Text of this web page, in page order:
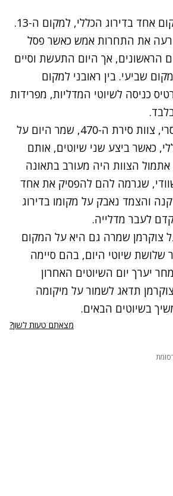
תום ראובני טיפס מקום אחד בדירוג הכללי, למקום ה-13.
רעה את התחרות אמש כאשר פסל
הראשונים, אך היום התעשת וסיים
שביעי. בין ראובני למקום
כניסה לשיוטי המדליות, מפרידות
ניתאי חסון ונועה לסרי, צוות סירת ה-470, שמר היום על
כאשר ביצע שני שיוטים, אותם
במקום 15 ו-2. אתמול הצוות היה מעורב בתאונה
שגרמה להם להפסיק את אחד
והצמד נאבק על מקומו בדירוג
לעבר מדלייה.
צוקרמן שמרה גם היא על המקום
שלושת שיוטי היום, בהם סיימה
5,10,11. מחר יערך יום השיוטים האחרון
תדאג לשמור על מיקומה
בשיוטים הבאים.
מצאתם טעות לשון?